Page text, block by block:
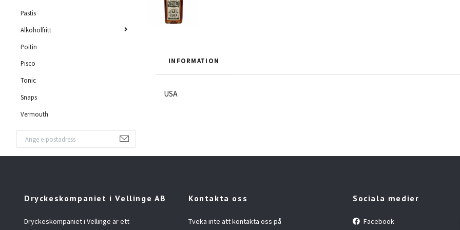
Pastis
Alkoholfritt
Poitin
Pisco
Tonic
Snaps
Vermouth
INFORMATION
USA
Dryckeskompaniet i Vellinge AB
Dryckeskompaniet i Vellinge är ett
Kontakta oss
Tveka inte att kontakta oss på
Sociala medier
Facebook